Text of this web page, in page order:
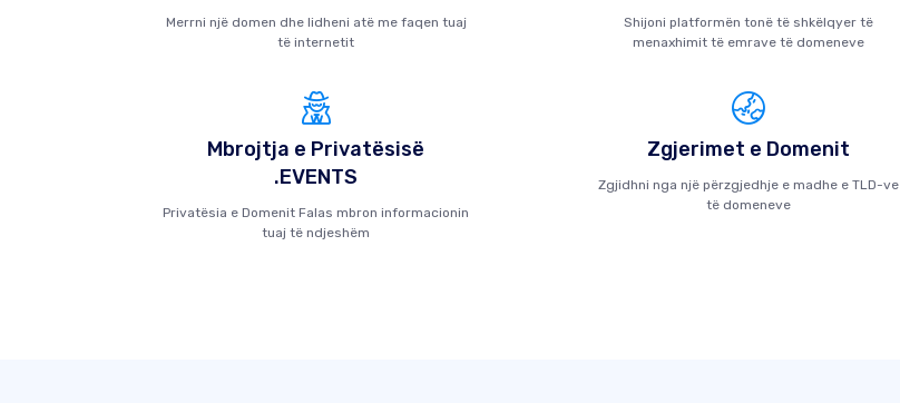
Merrni një domen dhe lidheni atë me faqen tuaj
të internetit
Shijoni platformën tonë të shkëlqyer të
menaxhimit të emrave të domeneve
Mbrojtja e Privatësisë
.EVENTS
Privatësia e Domenit Falas mbron informacionin
tuaj të ndjeshëm
Zgjerimet e Domenit
Zgjidhni nga një përzgjedhje e madhe e TLD-ve
të domeneve